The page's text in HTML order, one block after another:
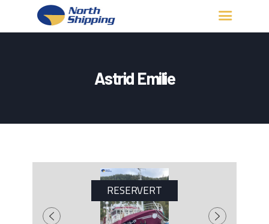
Astrid Emilie
KONTAKT OSS
RESERVERT